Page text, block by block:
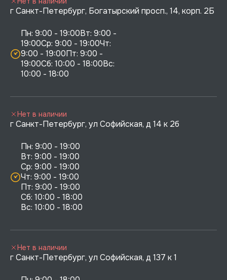
г Санкт-Петербург, Богатырский просп., 14, корп. 2Б
Пн: 9:00 - 19:00Вт: 9:00 -
19:00Ср: 9:00 - 19:00Чт:
9:00 - 19:00Пт: 9:00 -
19:00Сб: 10:00 - 18:00Вс:
10:00 - 18:00
г Санкт-Петербург, ул Софийская, д 14 к 2б
Пн: 9:00 - 19:00
Вт: 9:00 - 19:00
Ср: 9:00 - 19:00
Чт: 9:00 - 19:00
Пт: 9:00 - 19:00
Сб: 10:00 - 18:00
Нет в наличии
г Санкт-Петербург, ул Софийская, д 137 к 1
Нет в наличии